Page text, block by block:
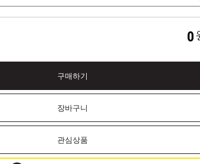
0
구매하기
장바구니
관심상품